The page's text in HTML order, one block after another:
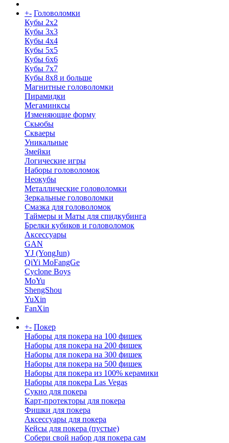
+- Головоломки
Кубы 2х2
Кубы 3х3
Кубы 4x4
Кубы 5х5
Кубы 6х6
Кубы 7х7
Кубы 8х8 и больше
Магнитные головоломки
Пирамидки
Мегаминксы
Изменяющие форму
Скьюбы
Скваеры
Уникальные
Змейки
Логические игры
Наборы головоломок
Неокубы
Металлические головоломки
Зеркальные головоломки
Смазка для головоломок
Таймеры и Маты для спидкубинга
Брелки кубиков и головоломок
Аксессуары
GAN
YJ (YongJun)
QiYi MoFangGe
Cyclone Boys
MoYu
ShengShou
YuXin
FanXin
+- Покер
Наборы для покера на 100 фишек
Наборы для покера на 200 фишек
Наборы для покера на 300 фишек
Наборы для покера на 500 фишек
Наборы для покера из 100% керамики
Наборы для покера Las Vegas
Сукно для покера
Карт-протекторы для покера
Фишки для покера
Аксессуары для покера
Кейсы для покера (пустые)
Собери свой набор для покера сам